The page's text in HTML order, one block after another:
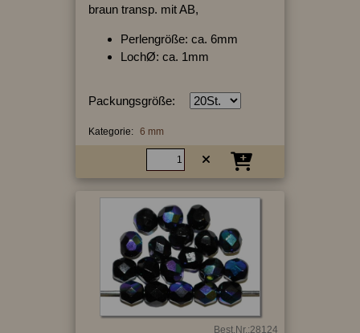
braun transp. mit AB,
Perlengröße: ca. 6mm
LochØ: ca. 1mm
Packungsgröße:
Kategorie: 6 mm
Best.Nr.:28124